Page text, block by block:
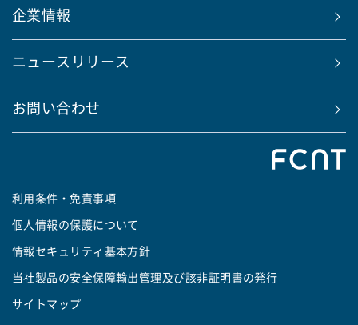
企業情報
ニュースリリース
お問い合わせ
利用条件・免責事項
個人情報の保護について
情報セキュリティ基本方針
当社製品の安全保障輸出管理及び該非証明書の発行
サイトマップ